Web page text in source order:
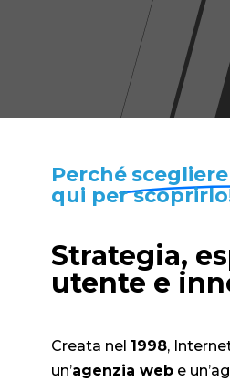
Perché
qui per
Strategia,
utente e
Creata nel 1998,
un’agenzia webe